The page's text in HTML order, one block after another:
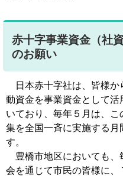
赤十字事業資金（社
のお願い
日本赤十字社は、皆様か
動資金を事業資金として活
いており、毎年５月は、こ
集を全国一斉に実施する月
す。
豊橋市地区においても、
会を通じて市民の皆様に、